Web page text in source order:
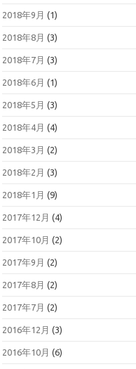
2018年9月 (1)
2018年8月 (3)
2018年7月 (3)
2018年6月 (1)
2018年5月 (3)
2018年4月 (4)
2018年3月 (2)
2018年2月 (3)
2018年1月 (9)
2017年12月 (4)
2017年10月 (2)
2017年9月 (2)
2017年8月 (2)
2017年7月 (2)
2016年12月 (3)
2016年10月 (6)